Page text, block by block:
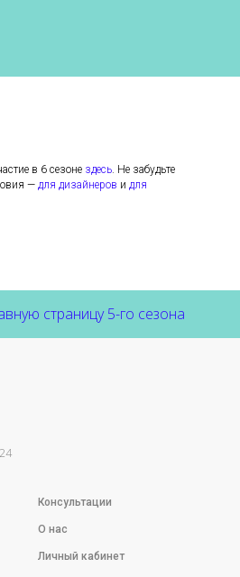
в 6 сезоне здесь. Не забудьте
— для дизайнеров и для
страницу 5-го сезона
Консультации
О нас
Личный кабинет